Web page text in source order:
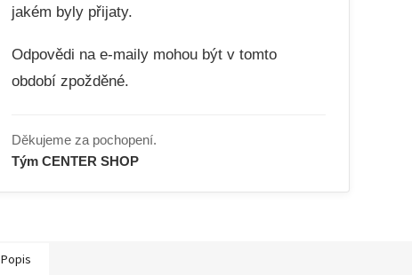
jakém byly přijaty.
Odpovědi na e-maily mohou být v tomto
období zpožděné.
Děkujeme za pochopení.
Tým CENTER SHOP
Popis